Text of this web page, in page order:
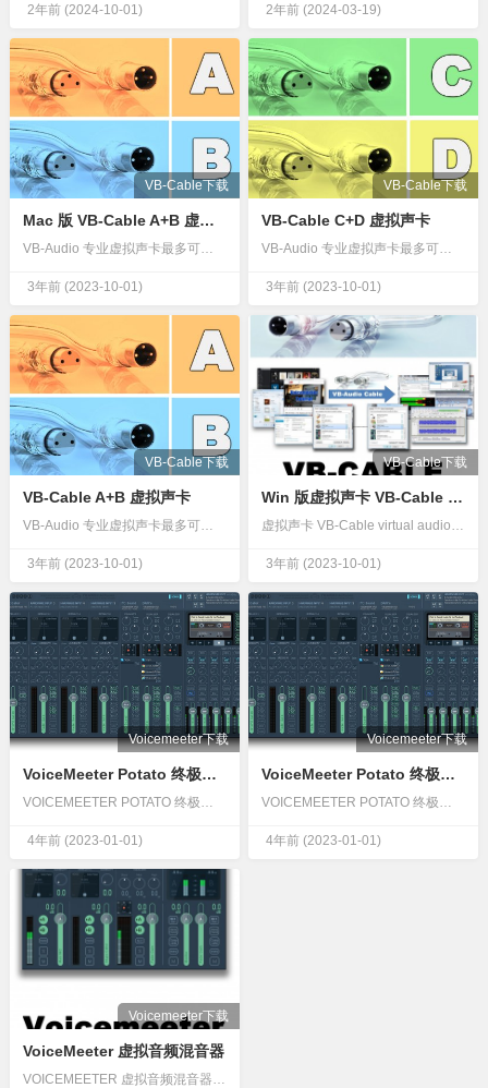
2年前 (2024-10-01) 2年前 (2024-03-19)
VB-Cable下载
Mac 版 VB-Cable A+B 虚拟声卡
VB-Audio 专业虚拟声卡最多可使用 4 个虚拟声卡 将更多应用程序声音连接在一起！获取 VB-Cables A+B！VB-Audio CABLE A 和 B 是另外两个音频驱动程序，作为两条独立的虚拟音频电缆将更多应用程序连接在一起（适用于 Windows 或 macOS）简单易行！所有发送到…
3年前 (2023-10-01)
VB-Cable下载
VB-Cable C+D 虚拟声卡
VB-Audio 专业虚拟声卡最多可使用 4 个虚拟声卡 将更多应用程序声音连接在一起！获取 VB-Cables C+D！VB-Audio CABLE A 和 B 是另外两个音频驱动程序，作为两条独立的虚拟音频电缆将更多应用程序连接在一起（适用于 Windows 或 macOS）简单易行！所有发送到…
3年前 (2023-10-01)
VB-Cable下载
VB-Cable A+B 虚拟声卡
VB-Audio 专业虚拟声卡最多可使用 4 个虚拟声卡 将更多应用程序声音连接在一起！获取 VB-Cables A+B！VB-Audio CABLE A 和 B 是另外两个音频驱动程序，作为两条独立的虚拟音频电缆将更多应用程序连接在一起（适用于 Windows 或 macOS）简单易行！所有发送到…
3年前 (2023-10-01)
VB-Cable下载
Win 版虚拟声卡 VB-Cable virtual audio device.
虚拟声卡 VB-Cable virtual audio device.VB-Cable 是一款虚拟音频（虚拟声卡）软件，用作虚拟音频处理。所有输入到VB-Cable 麦克风都被转发到虚拟声卡VB-Cable 扬声器输出。它能像一个真正的声卡一样工作：播放或录制声音。最简单的虚拟声卡 Virtual…
3年前 (2023-10-01)
Voicemeeter下载
VoiceMeeter Potato 终极混音器 土豆 不限电脑中文版
VOICEMEETER POTATO 终极混音器Voicemeeter Potato 是我们的音频混合器应用程序的终极版本，具有虚拟音频设备，可以混合和管理来自任何音频设备或应用程序的任何音频源。Voicemeeter Potato 专用于 Voicemeeter 专家用户，通过发送/返回工作流程提…
4年前 (2023-01-01)
Voicemeeter下载
VoiceMeeter Potato 终极混音器 土豆不限电脑英文版版
VOICEMEETER POTATO 终极混音器Voicemeeter Potato 是我们的音频混合器应用程序的终极版本，具有虚拟音频设备，可以混合和管理来自任何音频设备或应用程序的任何音频源。Voicemeeter Potato 专用于 Voicemeeter 专家用户，通过发送/返回工作流程提…
4年前 (2023-01-01)
Voicemeeter下载
VoiceMeeter 虚拟音频混音器
VOICEMEETER 虚拟音频混音器Voicemeeter 是一种音频混合器应用程序，具有虚拟音频设备，用作虚拟 I/O 来混合和管理来自任何音频设备或应用程序的任何音频源。初次使用，强烈建议按照用户手册一步一步操作 Voicemeeter 虚拟混音器在 Skype ZO…